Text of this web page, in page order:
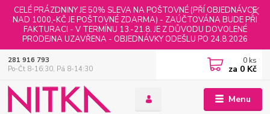
CELÉ PRÁZDNINY JE 50% SLEVA NA POŠTOVNÉ (PŘÍ OBJEDNÁVCE
NAD 1000,-KČ JE POŠTOVNÉ ZDARMA) - ZAÚČTOVÁNA BUDE PŘI
FAKTURACI - V TERMÍNU 13.-21.8. JE Z DŮVODU DOVOLENÉ
PRODEJNA UZAVŘENA - OBJEDNÁVKY ODEŠLU PO 24.8.2026
Menu
281 916 793
Po-Čt 8-16:30, Pá 8-14:30
0 ks
za 0 Kč